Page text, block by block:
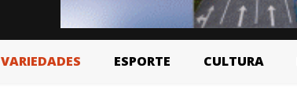
VARIEDADES ESPORTE CULTURA